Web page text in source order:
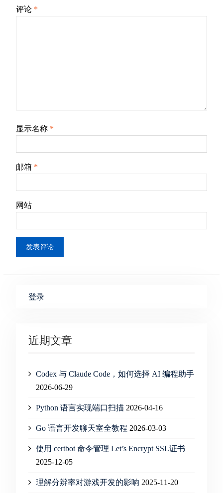
评论 *
显示名称 *
邮箱 *
网站
登录
近期文章
Codex 与 Claude Code，如何选择 AI 编程助手
2026-06-29
Python 语言实现端口扫描 2026-04-16
Go 语言开发聊天室全教程 2026-03-03
使用 certbot 命令管理 Let’s Encrypt SSL证书
2025-12-05
理解分辨率对游戏开发的影响 2025-11-20